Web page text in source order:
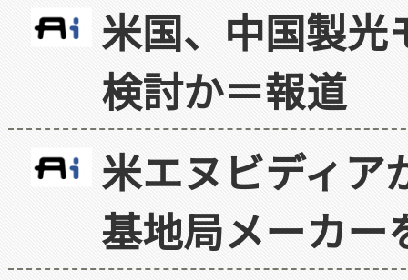
米国、中国製光
検討か＝報道
米エヌビディア
基地局メーカー